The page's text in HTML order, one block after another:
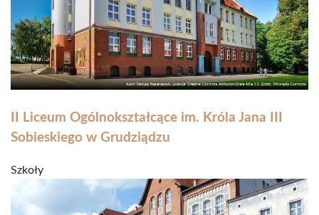
II Liceum Ogólnokształcące im. Króla Jana III
Sobieskiego w Grudziądzu
Szkoły